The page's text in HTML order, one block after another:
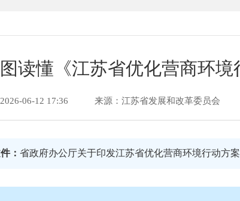
读懂《江苏省优化营商环境
06-12 17:36 来源：江苏省发展和改革委员会
： 省政府办公厅关于印发江苏省优化营商环境行动方